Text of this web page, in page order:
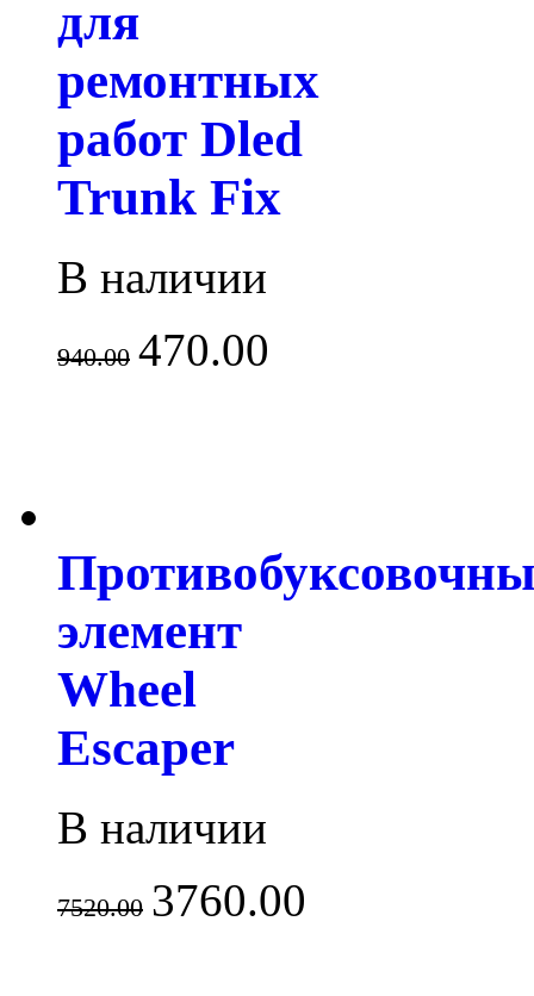
для
ремонтных
работ Dled
Trunk Fix
В наличии
940.00 470.00
элемент
Wheel
Escaper
В наличии
7520.00 3760.00